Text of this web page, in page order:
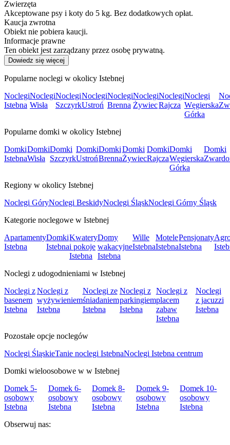
Zwierzęta
Akceptowane psy i koty do 5 kg. Bez dodatkowych opłat.
Kaucja zwrotna
Obiekt nie pobiera kaucji.
Informacje prawne
Ten obiekt jest zarządzany przez osobę prywatną.
Dowiedz się więcej
Popularne noclegi w okolicy Istebnej
Noclegi
Istebna
Noclegi
Wisła
Noclegi
Szczyrk
Noclegi
Ustroń
Noclegi
Brenna
Noclegi
Żywiec
Noclegi
Rajcza
Noclegi
Węgierska
Górka
Popularne domki w okolicy Istebnej
Domki
Istebna
Domki
Wisła
Domki
Szczyrk
Domki
Ustroń
Domki
Brenna
Domki
Żywiec
Domki
Rajcza
Domki
Węgierska
Górka
Domki
Regiony w okolicy Istebnej
Noclegi GóryNoclegi BeskidyNoclegi ŚląskNoclegi Górny Śląsk
Kategorie noclegowe w Istebnej
Apartamenty
Istebna
Domki
Istebna
Kwatery
i pokoje
Istebna
Domy
wakacyjne
Istebna
Wille
Istebna
Motele
Istebna
Pensjonaty
Istebna
Noclegi z udogodnieniami w Istebnej
Noclegi z
basenem
Istebna
Noclegi z
wyżywieniem
Istebna
Noclegi ze
śniadaniem
Istebna
Noclegi z
parkingiem
Istebna
Noclegi z
placem
zabaw
Istebna
Noclegi
z jacuzzi
Istebna
Pozostałe opcje noclegów
Noclegi ŚląskieTanie noclegi IstebnaNoclegi Istebna centrum
Domki wieloosobowe w w Istebnej
Domek 5-
osobowy
Istebna
Domek 6-
osobowy
Istebna
Domek 8-
osobowy
Istebna
Domek 9-
osobowy
Istebna
Domek 10-
osobowy
Istebna
Obserwuj nas: